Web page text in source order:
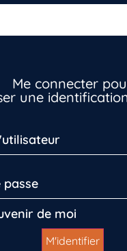
Me connecter
une
de moi